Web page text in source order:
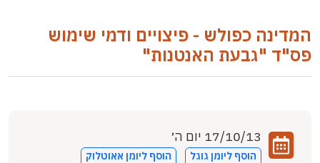
המדינה כפולש - פיצויים ודמי שימוש
פס"ד "גבעת האנטנות"
17/10/13 יום ה׳
הוסף ליומן גוגל הוסף ליומן אאוטלוק